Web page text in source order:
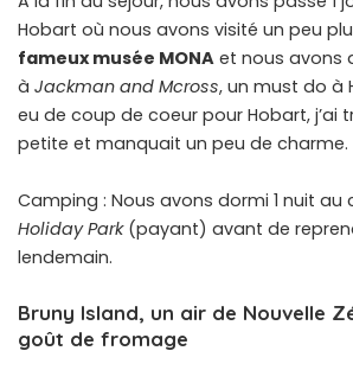
Hobart où nous avons visité un peu
fameux musée MONA et nous avons
à Jackman and Mcross, un must do à
eu de coup de coeur pour Hobart, j’ai
petite et manquait un peu de charme.
Camping : Nous avons dormi 1 nuit au
Holiday Park (payant) avant de
lendemain.
Bruny Island, un air de Nouvelle
goût de fromage